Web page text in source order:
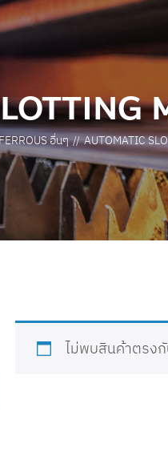
อื่นๆ AUTOMATIC
ไม่พบสินค้าตรง